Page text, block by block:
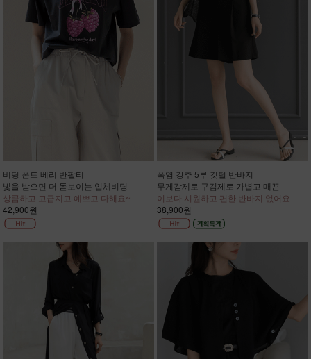
비딩 폰트 베리 반팔티
빛을 받으면 더 돋보이는 입체비딩
상큼하고 고급지고 예쁘고 다해요~
42,900원
폭염 강추 5부 깃털 반바지
무게감제로 구김제로 가볍고 매끈
이보다 시원하고 편한 반바지 없어요
38,900원